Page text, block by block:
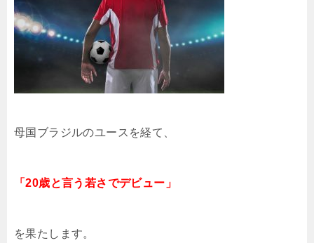
母国ブラジルのユースを経て、
「20歳と言う若さでデビュー」
を果たします。